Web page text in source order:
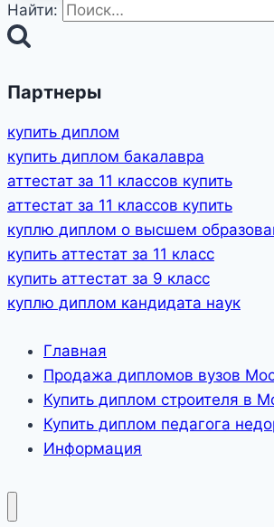
Найти:
Партнеры
купить диплом
купить диплом бакалавра
аттестат за 11 классов купить
аттестат за 11 классов купить
куплю диплом о высшем
купить аттестат за 11 класс
купить аттестат за 9 класс
куплю диплом кандидата наук
Главная
Продажа дипломов вузов
Купить диплом строителя в
Купить диплом педагога
Информация